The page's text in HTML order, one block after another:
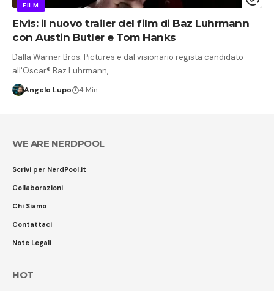
FILM
Elvis: il nuovo trailer del film di Baz Luhrmann
con Austin Butler e Tom Hanks
Dalla Warner Bros. Pictures e dal visionario regista candidato
all'Oscar® Baz Luhrmann,…
Angelo Lupo 4 Min
WE ARE NERDPOOL
Scrivi per NerdPool.it
Collaborazioni
Chi Siamo
Contattaci
Note Legali
HOT